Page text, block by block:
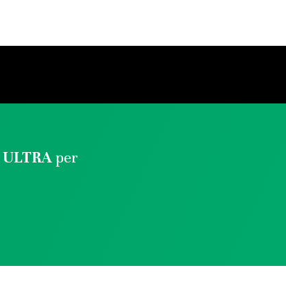
ULTRAper